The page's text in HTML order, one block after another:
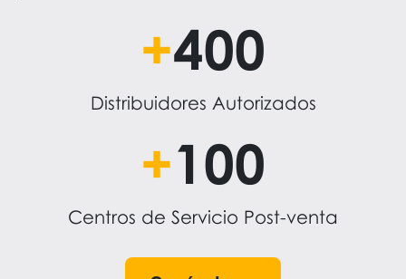
+400
Distribuidores Autorizados
+100
Centros de Servicio Post-venta